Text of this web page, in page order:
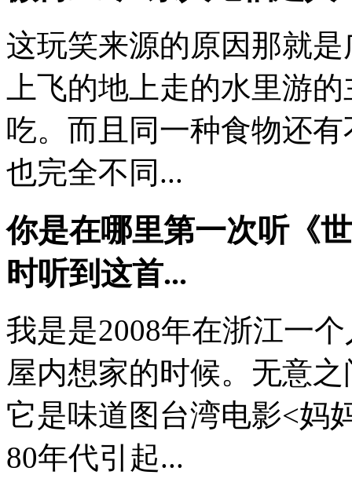
这玩笑来源的原因那就
上飞的地上走的水里游
吃。而且同一种食物还
也完全不同...
你是在哪里第一次听《
时听到这首...
我是是2008年在浙江一
屋内想家的时候。无意
它是味道图台湾电影<妈
80年代引起...